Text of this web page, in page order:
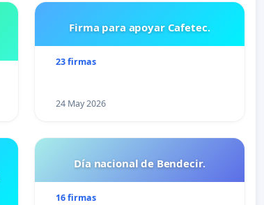
Firma para apoyar Cafetec.
23 firmas
24 May 2026
Día nacional de Bendecir.
16 firmas